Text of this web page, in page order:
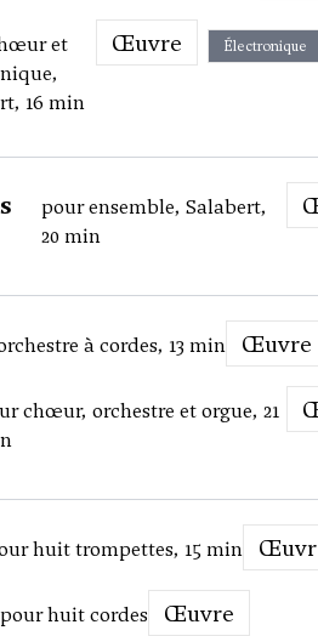
et
16 min
Œuvre Électronique
pour ensemble, Salabert,
20 min
à cordes, 13 min Œuvre
chœur, orchestre et orgue, 21
huit trompettes, 15 min
pour huit cordes
Œuvre